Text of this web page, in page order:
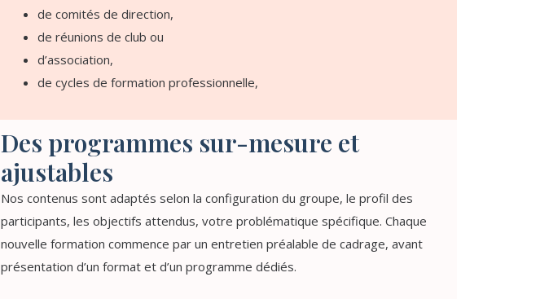
de comités de direction,
de réunions de club ou
d’association,
de cycles de formation professionnelle,
Des programmes sur-mesure et
ajustables
Nos contenus sont adaptés selon la configuration du groupe, le profil des
participants, les objectifs attendus, votre problématique spécifique. Chaque
nouvelle formation commence par un entretien préalable de cadrage, avant
présentation d’un format et d’un programme dédiés.